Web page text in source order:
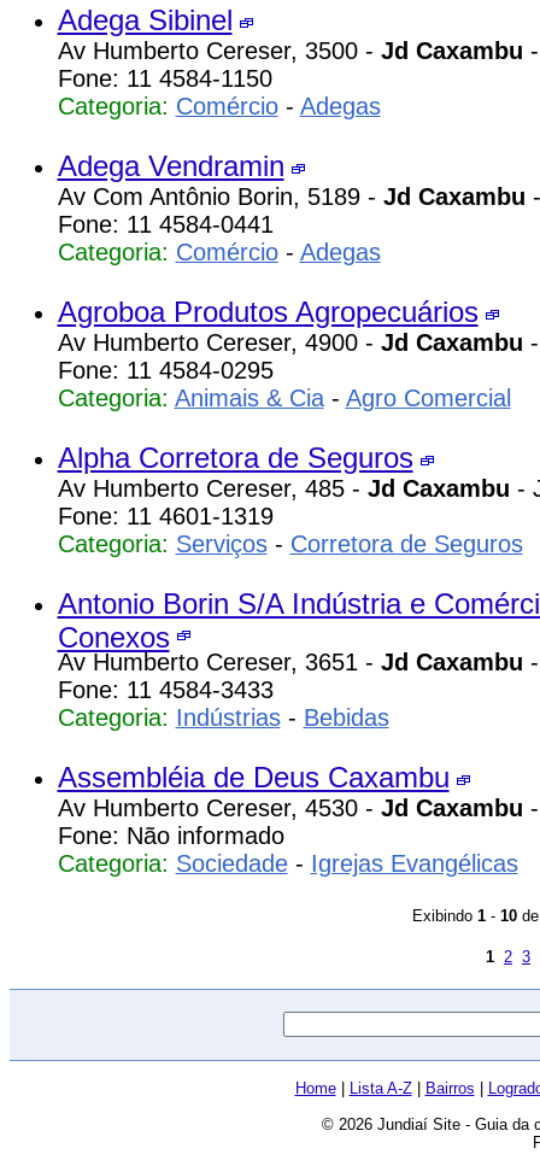
Adega Sibinel
Av Humberto Cereser, 3500 - Jd Caxambu
Fone: 11 4584-1150
Categoria: Comércio- Adegas
Adega Vendramin
Av Com Antônio Borin, 5189 - Jd Caxambu
Fone: 11 4584-0441
Categoria: Comércio- Adegas
Agroboa Produtos Agropecuários
Av Humberto Cereser, 4900 - Jd Caxambu
Fone: 11 4584-0295
Categoria: Animais & Cia- Agro Comercial
Alpha Corretora de Seguros
Av Humberto Cereser, 485 - Jd Caxambu -
Fone: 11 4601-1319
Categoria: Serviços- Corretora de Seguros
Antonio Borin S/A Indústria e
Conexos
Av Humberto Cereser, 3651 - Jd Caxambu
Fone: 11 4584-3433
Categoria: Indústrias- Bebidas
Assembléia de Deus Caxambu
Av Humberto Cereser, 4530 - Jd Caxambu
Fone: Não informado
Categoria: Sociedade- Igrejas Evangélicas
Exibindo 1- 10
1 2 3
Home| Lista A-Z| Bairros
© 2026 Jundiaí Site - Guia da